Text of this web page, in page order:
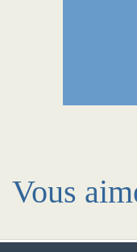
Vous